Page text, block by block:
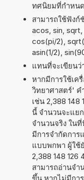
ทศนิยมที่กำหน
สามารถใช้ฟังก์
acos, sin,
cos(pi/2),
asin(1/2),
แทนที่จะเขียน
หากมีการใช้เค
วิทยาศาสตร์' ค
เช่น 2,388 148
นี้ จำนวนจะแย
จำนวนจริง ใน
มีการจำกัดการ
แบบพกพา ผู้ใช้
2,388 148 126
สามารถอ่านจำ
ขึ้น หากไม่มีกา